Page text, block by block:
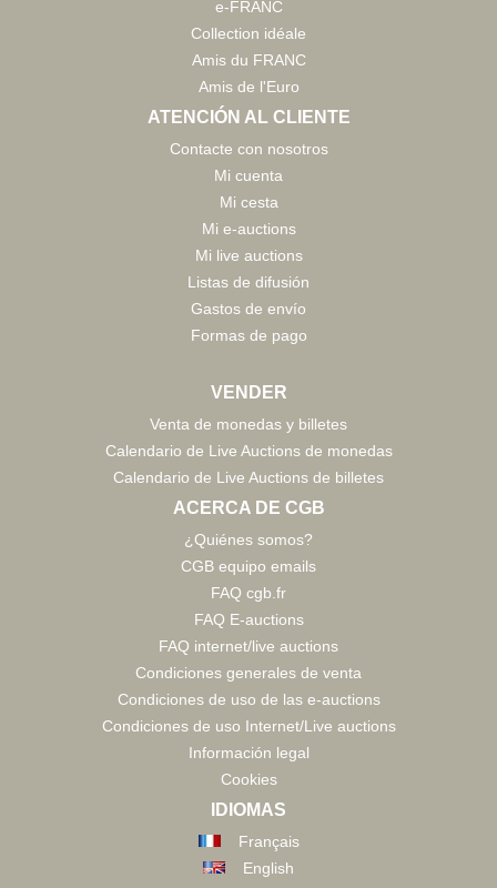
e-FRANC
Collection idéale
Amis du FRANC
Amis de l'Euro
ATENCIÓN AL CLIENTE
Contacte con nosotros
Mi cuenta
Mi cesta
Mi e-auctions
Mi live auctions
Listas de difusión
Gastos de envío
Formas de pago
VENDER
Venta de monedas y billetes
Calendario de Live Auctions de monedas
Calendario de Live Auctions de billetes
ACERCA DE CGB
¿Quiénes somos?
CGB equipo emails
FAQ cgb.fr
FAQ E-auctions
FAQ internet/live auctions
Condiciones generales de venta
Condiciones de uso de las e-auctions
Condiciones de uso Internet/Live auctions
Información legal
Cookies
IDIOMAS
Français
English